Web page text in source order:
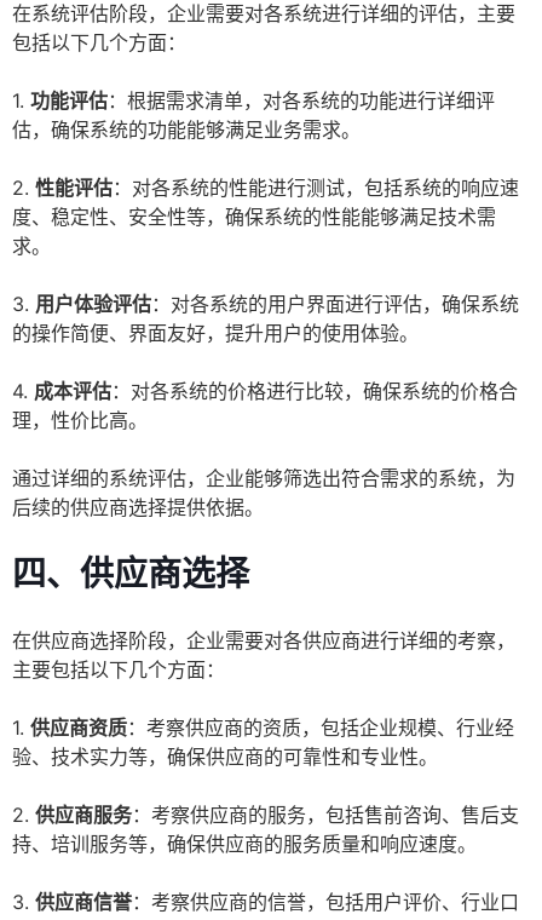
在系统评估阶段，企业需要对各系统进行详细的评估，主要
包括以下几个方面：
1. 功能评估：根据需求清单，对各系统的功能进行详细评
估，确保系统的功能能够满足业务需求。
2. 性能评估：对各系统的性能进行测试，包括系统的响应速
度、稳定性、安全性等，确保系统的性能能够满足技术需
求。
3. 用户体验评估：对各系统的用户界面进行评估，确保系统
的操作简便、界面友好，提升用户的使用体验。
4. 成本评估：对各系统的价格进行比较，确保系统的价格合
理，性价比高。
通过详细的系统评估，企业能够筛选出符合需求的系统，为
后续的供应商选择提供依据。
四、供应商选择
在供应商选择阶段，企业需要对各供应商进行详细的考察，
主要包括以下几个方面：
1. 供应商资质：考察供应商的资质，包括企业规模、行业经
验、技术实力等，确保供应商的可靠性和专业性。
2. 供应商服务：考察供应商的服务，包括售前咨询、售后支
持、培训服务等，确保供应商的服务质量和响应速度。
3. 供应商信誉：考察供应商的信誉，包括用户评价、行业口